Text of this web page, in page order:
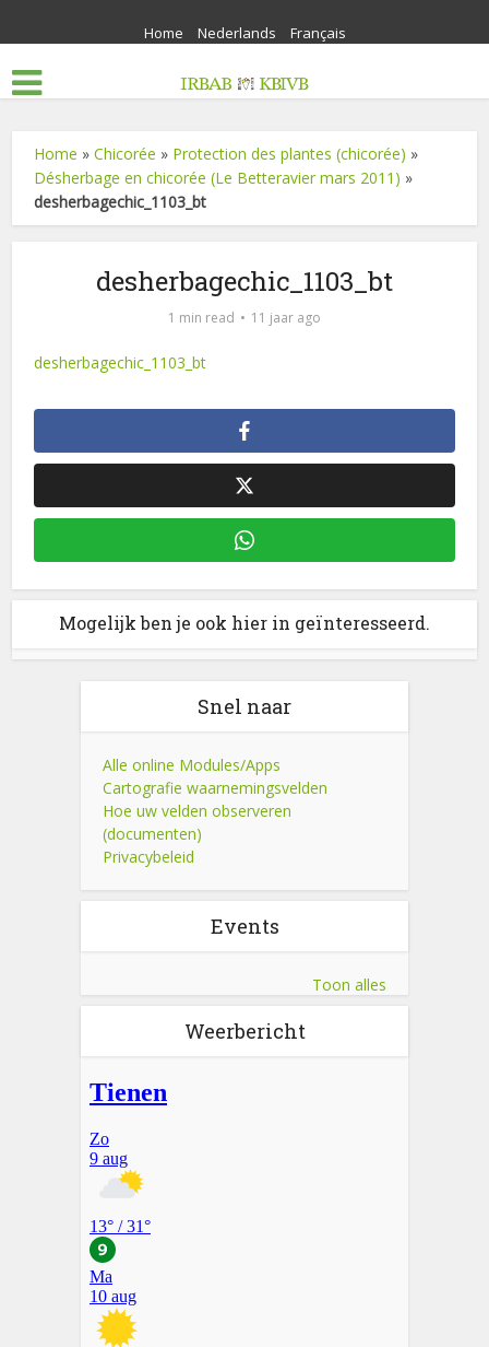
Home Nederlands Français
Home »Chicorée » Protection des plantes (chicorée) »
Désherbage en chicorée (Le Betteravier mars 2011) »
desherbagechic_1103_bt
desherbagechic_1103_bt
1 min read 11 jaar ago
desherbagechic_1103_bt
Mogelijk ben je ook hier in geïnteresseerd.
Snel naar
Alle online Modules/Apps
Cartografie waarnemingsvelden
Hoe uw velden observeren
(documenten)
Privacybeleid
Events
Toon alles
Weerbericht